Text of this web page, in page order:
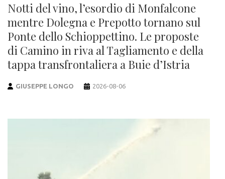
Notti del vino, l’esordio di Monfalcone
mentre Dolegna e Prepotto tornano sul
Ponte dello Schioppettino. Le proposte
di Camino in riva al Tagliamento e della
tappa transfrontaliera a Buie d’Istria
GIUSEPPE LONGO 2026-08-06